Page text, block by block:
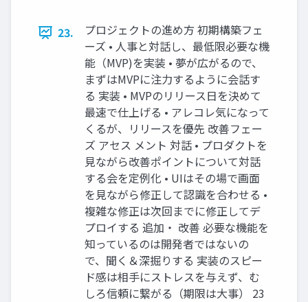
23.
プロジェクトの進め方 初期構築フェ
ーズ • 人事と対話し、最低限必要な機
能（MVP)を実装 • 夢が広がるので、
まずはMVPに注力するように会話す
る 実装 • MVPのリリース日を決めて
最速で仕上げる • アレコレ気になって
くるが、リリースを優先 改善フェー
ズ アセス メント 対話 • プロダクトを
見ながら改善ポイントについて対話
する会を定例化 • UIはその場で画面
を見ながら修正して認識を合わせる •
複雑な修正は次回までに修正してデ
プロイする 追加・ 改善 必要な機能を
知っているのは開発者ではないの
で、聞く＆深掘りする 実装のスピー
ド感は相手にストレスを与えず、む
しろ信頼に繋がる（期限は大事） 23